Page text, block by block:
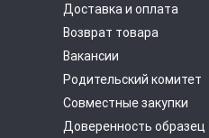
Доставка и оплата
Возврат товара
Вакансии
Родительский комитет
Совместные закупки
Доверенность образец